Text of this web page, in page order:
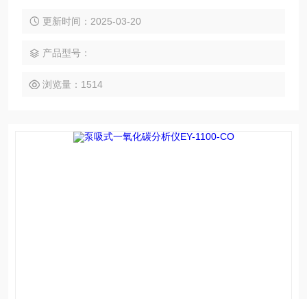
效保证工作人员的生命安全，智能的高低两级报警功能极大的
更新时间：2025-03-20
产品型号：
浏览量：1514